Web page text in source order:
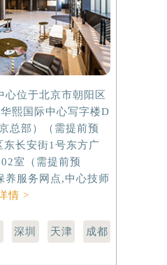
心位于北京市朝阳区
熙国际中心写字楼D
总部）（需提前预
长安街1号东方广
室（需提前预
养服务网点,中心技师
情 >
深圳 天津 成都